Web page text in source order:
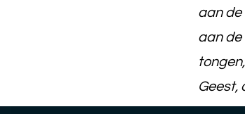
aan de
aan de
Geest,